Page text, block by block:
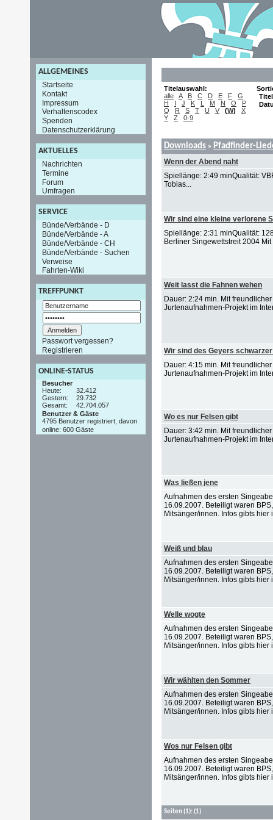
ALLGEMEINES
Startseite
Kontakt
Impressum
Verhaltenscodex
Spenden
Datenschutzerklärung
AKTUELLES
Nachrichten
Termine
Forum
Umfragen
SERVICE
Bünde/Verbände - D
Bünde/Verbände - A
Bünde/Verbände - CH
Bünde/Verbände - Suchen
Verweise
Fahrten-Wiki
TREFFPUNKT
Passwort vergessen?
Registrieren
ONLINE-STATUS
Besucher
Heute:
32.412
Gestern:
29.732
Gesamt:
42.704.057
Benutzer & Gäste
4795 Benutzer registriert, davon
online: 600 Gäste
Titelauswahl:
alle
A B C D E F
G
H
I J K L M N O
P
Q
R S T U V (W)
X
Y
Z 0-9
Titel
Downloads » Pfadfinder-
Wenn der Abend naht
Spiellänge: 2:49 minQualität:
Tobias...
Wir sind eine kleine verlorene
Spiellänge: 2:31 minQualität:
Berliner Singewettstreit 2004
Weit lasst die Fahnen wehen
Dauer: 2:24 min. Mit
Jurtenaufnahmen-Projekt im
Wir sind des Geyers
Dauer: 4:15 min. Mit
Jurtenaufnahmen-Projekt im
Wo es nur Felsen gibt
Dauer: 3:42 min. Mit
Jurtenaufnahmen-Projekt im
Was ließen jene
Aufnahmen des ersten
16.09.2007. Beteiligt waren
Mitsänger/innen. Infos gibts
Weiß und blau
Aufnahmen des ersten
16.09.2007. Beteiligt waren
Mitsänger/innen. Infos gibts
Welle wogte
Aufnahmen des ersten
16.09.2007. Beteiligt waren
Mitsänger/innen. Infos gibts
Wir wählten den Sommer
Aufnahmen des ersten
16.09.2007. Beteiligt waren
Mitsänger/innen. Infos gibts
Wos nur Felsen gibt
Aufnahmen des ersten
16.09.2007. Beteiligt waren
Mitsänger/innen. Infos gibts
Seiten(1): (1)